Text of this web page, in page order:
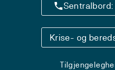
Krise- og